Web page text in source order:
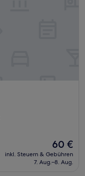
Der
Preis
beträgt
60 €
inkl. Steuern & Gebühren
7. Aug.–8. Aug.